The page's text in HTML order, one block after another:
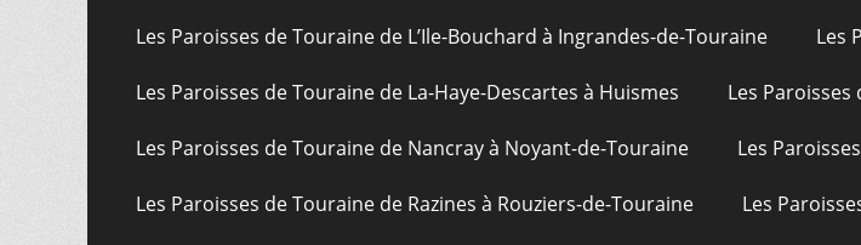
Les Paroisses de Touraine de L’Ile-Bouchard à Ingrandes-de-Touraine Les
Les Paroisses de Touraine de La-Haye-Descartes à Huismes Les
Les Paroisses de Touraine de Nancray à Noyant-de-Touraine Les
Les Paroisses de Touraine de Razines à Rouziers-de-Touraine Les